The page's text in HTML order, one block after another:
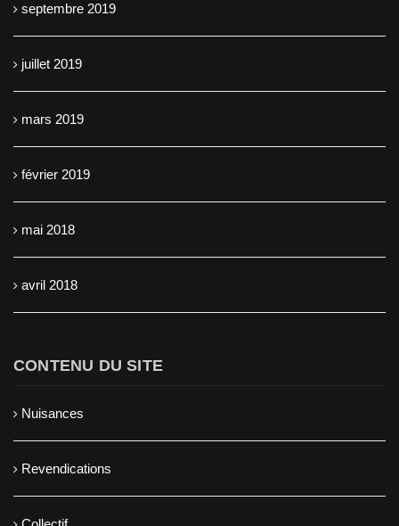
septembre 2019
juillet 2019
mars 2019
février 2019
mai 2018
avril 2018
CONTENU DU SITE
Nuisances
Revendications